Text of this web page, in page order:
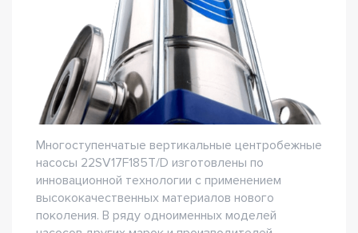
Многоступенчатые вертикальные центробежные
насосы 22SV17F185T/D изготовлены по
инновационной технологии с применением
высококачественных материалов нового
поколения. В ряду одноименных моделей